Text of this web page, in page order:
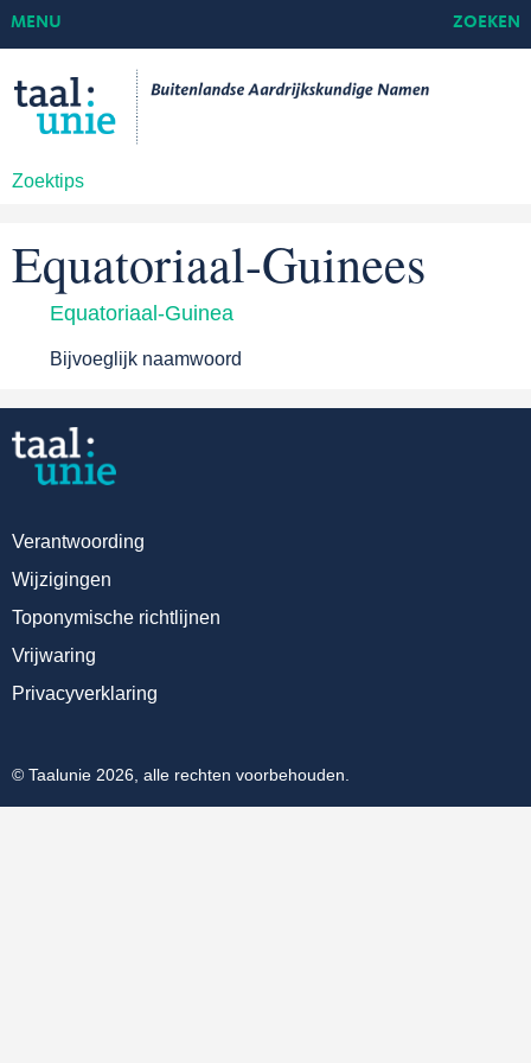
Zoektips
MENU ZOEKEN
Equatoriaal-Guinees
Equatoriaal-Guinea
Bijvoeglijk naamwoord
Verantwoording
Wijzigingen
Toponymische richtlijnen
Vrijwaring
Privacyverklaring
© Taalunie 2026, alle rechten voorbehouden.